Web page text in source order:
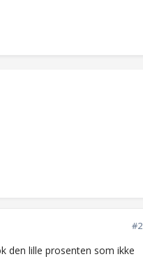
#2
den lille prosenten som ikke